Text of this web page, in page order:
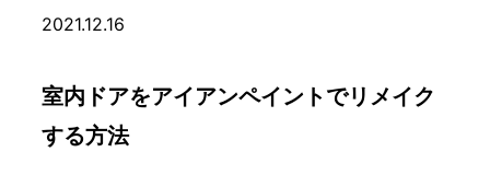
2021.12.16
室内ドアをアイアンペイントでリメイク
する方法